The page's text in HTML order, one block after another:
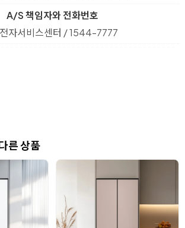
A/S 책임자와 전화번호
자서비스센터 / 1544-7777
른 상품